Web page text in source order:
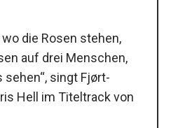
wo die Rosen stehen,
auf drei Menschen,
sehen“, singt Fjørt-
Hell im Titeltrack von